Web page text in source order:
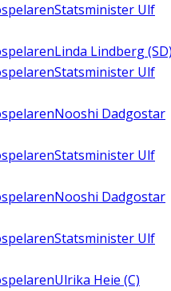
Statsminister Ulf
Linda Lindberg
Statsminister Ulf
Nooshi Dadgostar
Statsminister Ulf
Nooshi Dadgostar
Statsminister Ulf
Ulrika Heie (C)